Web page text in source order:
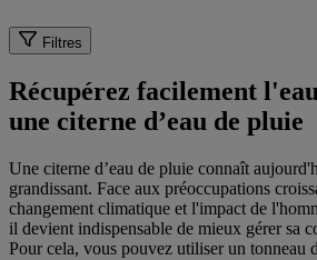
Filtres
Récupérez facilement
une citerne d’eau de pluie
Une citerne d’eau de pluie connaît
grandissant. Face aux préoccupations
changement climatique et l'impact de
il devient indispensable de mieux gérer sa
Pour cela, vous pouvez utiliser un tonneau